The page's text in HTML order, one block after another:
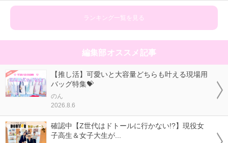
ランキング一覧を見る
編集部オススメ記事
【推し活】可愛いと大容量どちらも叶える現場用
バッグ特集💝
のん
2026.8.6
確認中【Z世代はドトールに行かない!?】現役女
子高生＆女子大生が...